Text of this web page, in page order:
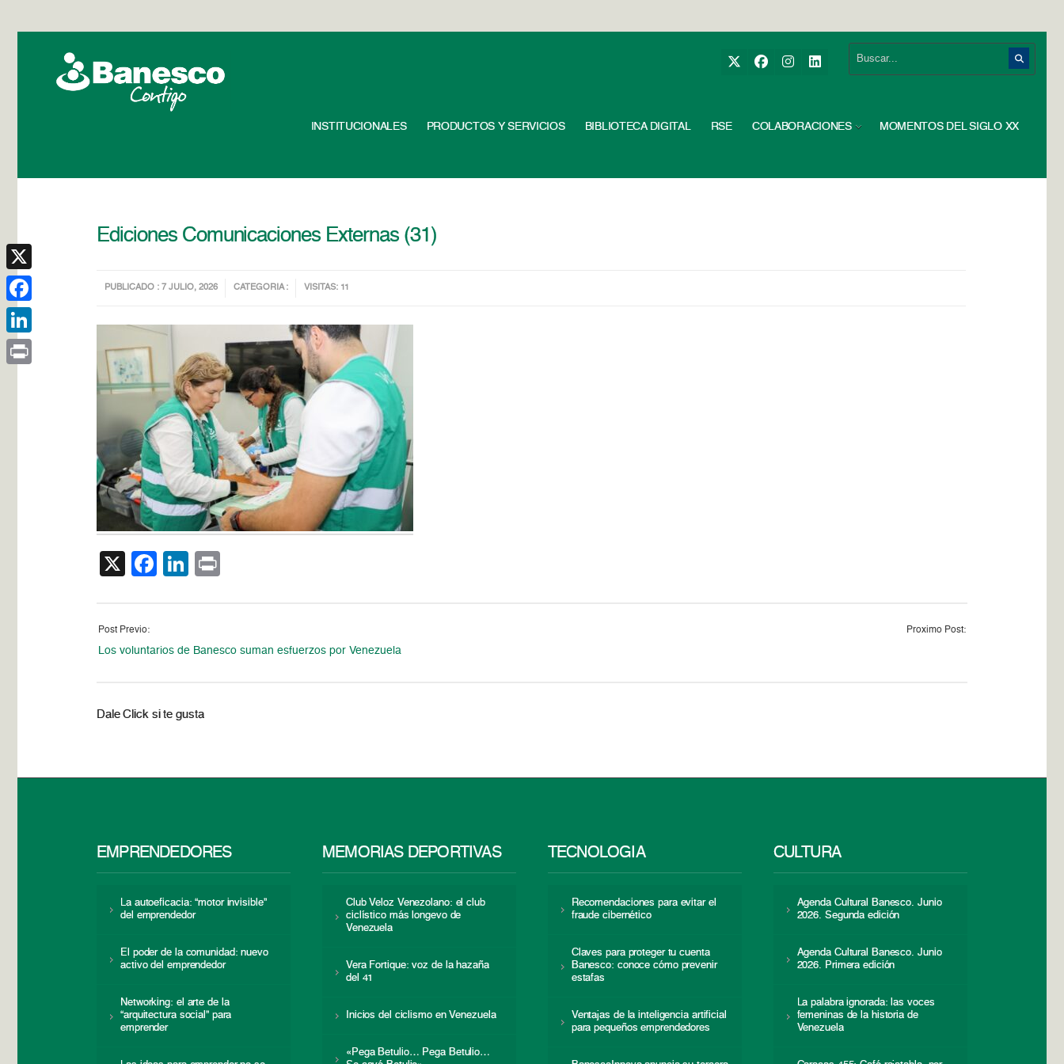
INSTITUCIONALES PRODUCTOS Y SERVICIOS BIBLIOTECA DIGITAL RSE COLABORACIONES MOMENTOS DEL SIGLO XX
Ediciones Comunicaciones Externas (31)
PUBLICADO : 7 JULIO, 2026 CATEGORIA : VISITAS: 11
X Facebook
LinkedIn
Post Previo:
Los voluntarios de Banesco suman esfuerzos por Venezuela
Proximo Post:
Dale Click si te gusta
EMPRENDEDORES
La autoeficacia: “motor invisible”
del emprendedor
El poder de la comunidad: nuevo
activo del emprendedor
Networking: el arte de la
“arquitectura social” para
emprender
MEMORIAS DEPORTIVAS
Club Veloz Venezolano: el club
ciclístico más longevo de
Venezuela
Vera Fortique: voz de la hazaña
del 41
Inicios del ciclismo en Venezuela
«Pega Betulio… Pega Betulio…
TECNOLOGÍA
Recomendaciones para evitar el
fraude cibernético
Claves para proteger tu cuenta
Banesco: conoce cómo prevenir
estafas
Ventajas de la inteligencia artificial
para pequeños emprendedores
CULTURA
Agenda Cultural Banesco. Junio
2026. Segunda edición
Agenda Cultural Banesco. Junio
2026. Primera edición
La palabra ignorada: las voces
femeninas de la historia de
Venezuela
X
Facebook
LinkedIn